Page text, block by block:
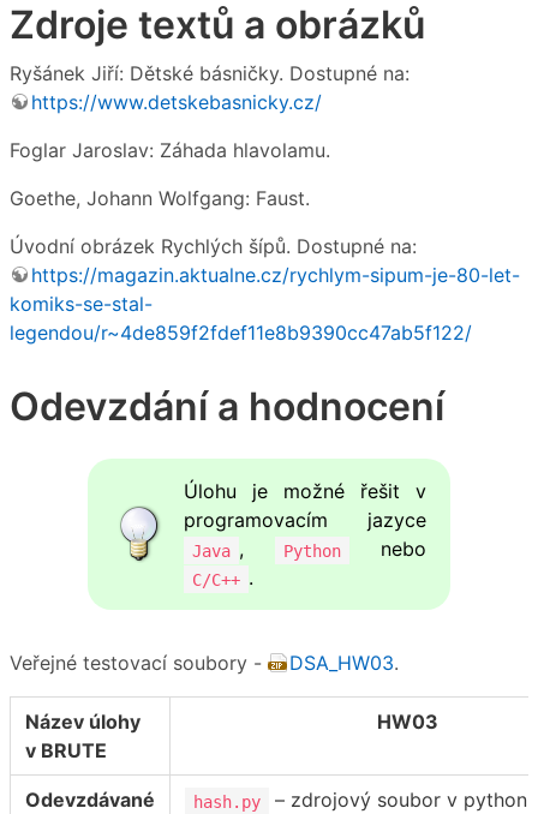
Zdroje textů a obrázků
Ryšánek Jiří: Dětské básničky. Dostupné na:
https://www.detskebasnicky.cz/
Foglar Jaroslav: Záhada hlavolamu.
Goethe, Johann Wolfgang: Faust.
Úvodní obrázek Rychlých šípů. Dostupné na:
https://magazin.aktualne.cz/rychlym-sipum-je-80-let-
komiks-se-stal-
legendou/r~4de859f2fdef11e8b9390cc47ab5f122/
Odevzdání a hodnocení
Úlohu je možné řešit v
programovacím jazyce
Java , Python nebo
C/C++ .
Veřejné testovací soubory - DSA_HW03.
Název úlohy
v BRUTE
HW03
Odevzdávané
hash.py – zdrojový soubor v python3